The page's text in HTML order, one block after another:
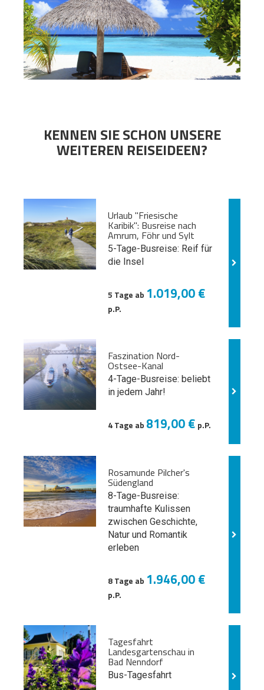
KENNEN SIE SCHON UNSERE
WEITEREN REISEIDEEN?
Urlaub "Friesische
Karibik": Busreise nach
Amrum, Föhr und Sylt
5-Tage-Busreise: Reif für
die Insel
5 Tage ab 1.019,00 €
p.P.
Faszination Nord-
Ostsee-Kanal
4-Tage-Busreise: beliebt
in jedem Jahr!
4 Tage ab 819,00 € p.P.
Rosamunde Pilcher's
Südengland
8-Tage-Busreise:
traumhafte Kulissen
zwischen Geschichte,
Natur und Romantik
erleben
8 Tage ab 1.946,00 €
p.P.
Tagesfahrt
Landesgartenschau in
Bad Nenndorf
Bus-Tagesfahrt